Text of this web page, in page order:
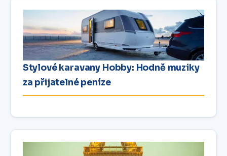
Stylové karavany Hobby: Hodně muziky
za přijatelné peníze